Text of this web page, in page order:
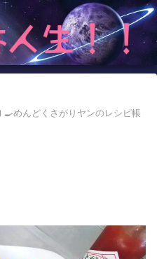
🍳めんどくさがりヤンのレシピ帳